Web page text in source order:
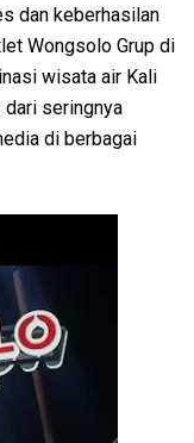
dan keberhasilan
Wongsolo Grup di
wisata air Kali
seringnya
di berbagai